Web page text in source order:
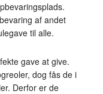
af andet
til alle.
gave at give.
dog fås de i
Derfor er de